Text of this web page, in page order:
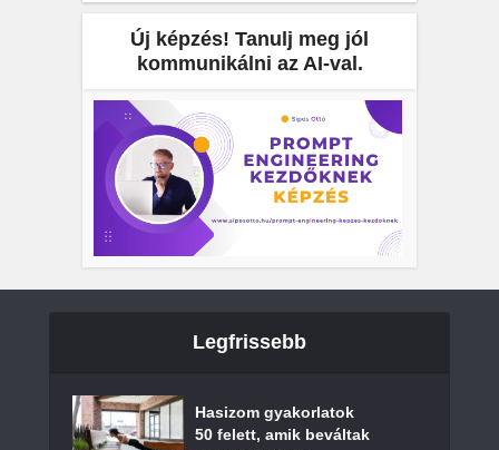
Új képzés! Tanulj meg jól
kommunikálni az AI-val.
Legfrissebb
Hasizom gyakorlatok
50 felett, amik beváltak